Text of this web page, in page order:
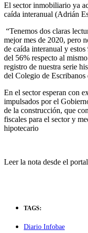
El sector inmobiliario ya
caída interanual (Adrián
“Tenemos dos claras
mejor mes de 2020, pero
de caída interanual y
del 56% respecto al
registro de nuestra serie
del Colegio de
En el sector esperan con
impulsados por el
de la construcción, que
fiscales para el sector y
hipotecario
Leer la nota desde el
TAGS:
Diario Infobae